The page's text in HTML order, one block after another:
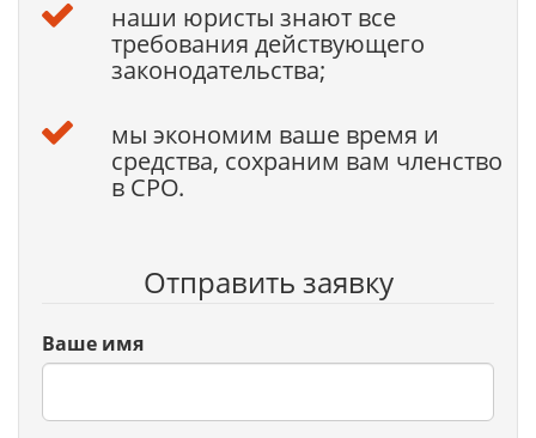
наши юристы знают все
требования действующего
законодательства;
мы экономим ваше время и
средства, сохраним вам членство
в СРО.
Отправить заявку
Ваше имя